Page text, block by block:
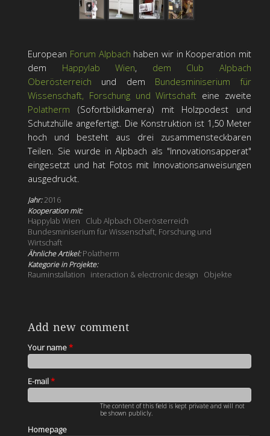
European Forum Alpbach haben wir in Kooperation mit
dem Happylab Wien, dem Club Alpbach
Oberösterreich und dem Bundesminiserium für
Wissenschaft, Forschung und Wirtschaft eine zweite
Polatherm (Sofortbildkamera) mit Holzpodest und
Schutzhülle angefertigt. Die Konstruktion ist 1,50 Meter
hoch und besteht aus drei zusammensteckbaren
Teilen. Sie wurde in Alpbach als "Innovationsapperat"
eingesetzt und hat Fotos mit Innovationsanweisungen
ausgedruckt.
Jahr:2016
Kooperation mit:
Happylab Wien
Club Alpbach Oberösterreich
Bundesminiserium für Wissenschaft, Forschung und
Wirtschaft
Ähnliche Artikel:Polatherm
Kategorie in Projekte:
Rauminstallation
interaction & electronic design Objekte
Add new comment
Your name*
E-mail*
The content of this field is kept private and will not
be shown publicly.
Homepage